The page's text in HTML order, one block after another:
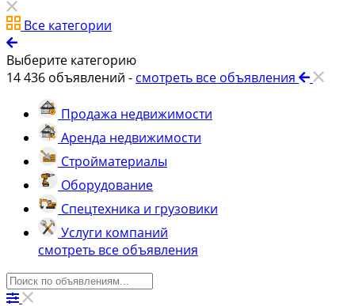
Все категории
Выберите категорию
14 436 объявлений - смотреть все объявления
Продажа недвижимости
Аренда недвижимости
Стройматериалы
Оборудование
Спецтехника и грузовики
Услуги компаний
смотреть все объявления